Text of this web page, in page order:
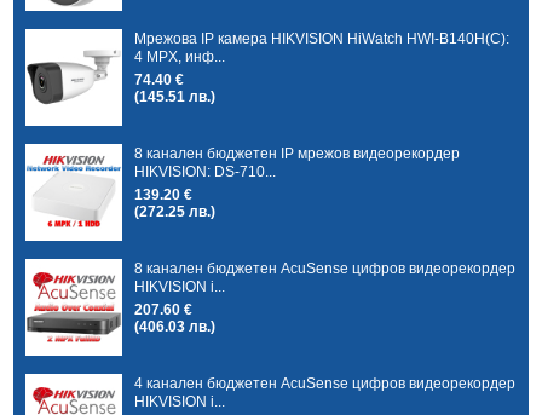
Мрежова IP камера HIKVISION HiWatch HWI-B140H(C):
4 MPX, инф...
74.40 €
(145.51 лв.)
8 канален бюджетен IP мрежов видеорекордер
HIKVISION: DS-710...
139.20 €
(272.25 лв.)
8 канален бюджетен AcuSense цифров видеорекордер
HIKVISION i...
207.60 €
(406.03 лв.)
4 канален бюджетен AcuSense цифров видеорекордер
HIKVISION i...